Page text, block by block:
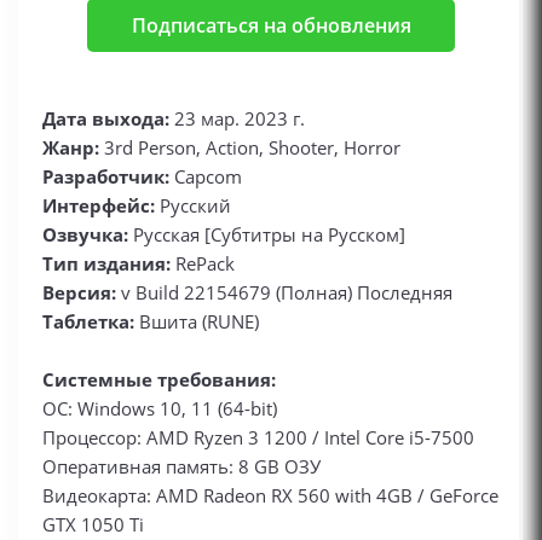
Подписаться на обновления
Дата выхода: 23 мар. 2023 г.
Жанр: 3rd Person, Action, Shooter, Horror
Разработчик: Capcom
Интерфейс: Русский
Озвучка: Русская [Субтитры на Русском]
Тип издания: RePack
Версия: v Build 22154679 (Полная) Последняя
Таблетка: Вшита (RUNE)
Системные требования:
ОС: Windows 10, 11 (64-bit)
Процессор: AMD Ryzen 3 1200 / Intel Core i5-7500
Оперативная память: 8 GB ОЗУ
Видеокарта: AMD Radeon RX 560 with 4GB / GeForce
GTX 1050 Ti